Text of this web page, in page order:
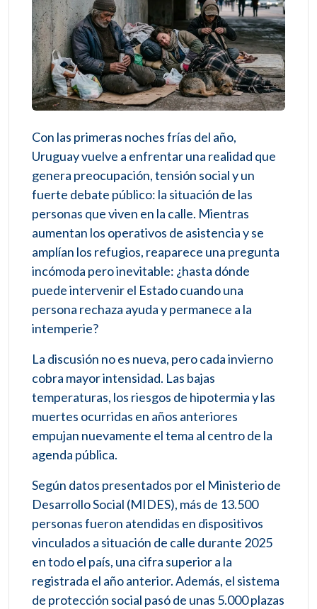
Con las primeras noches frías del año,
Uruguay vuelve a enfrentar una realidad que
genera preocupación, tensión social y un
fuerte debate público: la situación de las
personas que viven en la calle. Mientras
aumentan los operativos de asistencia y se
amplían los refugios, reaparece una pregunta
incómoda pero inevitable: ¿hasta dónde
puede intervenir el Estado cuando una
persona rechaza ayuda y permanece a la
intemperie?
La discusión no es nueva, pero cada invierno
cobra mayor intensidad. Las bajas
temperaturas, los riesgos de hipotermia y las
muertes ocurridas en años anteriores
empujan nuevamente el tema al centro de la
agenda pública.
Según datos presentados por el Ministerio de
Desarrollo Social (MIDES), más de 13.500
personas fueron atendidas en dispositivos
vinculados a situación de calle durante 2025
en todo el país, una cifra superior a la
registrada el año anterior. Además, el sistema
de protección social pasó de unas 5.000 plazas